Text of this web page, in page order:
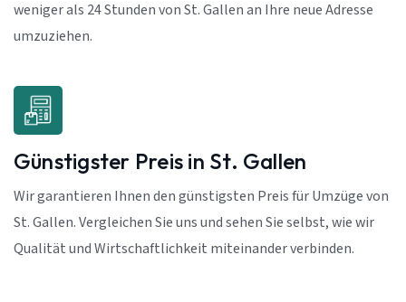
weniger als 24 Stunden von St. Gallen an Ihre neue Adresse
umzuziehen.
Günstigster Preis in St. Gallen
Wir garantieren Ihnen den günstigsten Preis für Umzüge von
St. Gallen. Vergleichen Sie uns und sehen Sie selbst, wie wir
Qualität und Wirtschaftlichkeit miteinander verbinden.